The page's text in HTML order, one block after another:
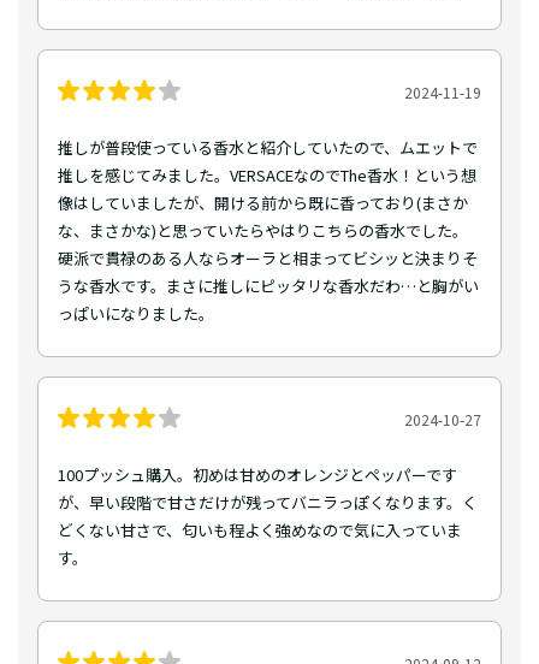
2024-11-19
推しが普段使っている香水と紹介していたので、ムエットで
推しを感じてみました。VERSACEなのでThe香水！という想
像はしていましたが、開ける前から既に香っており(まさか
な、まさかな)と思っていたらやはりこちらの香水でした。
硬派で貫禄のある人ならオーラと相まってビシッと決まりそ
うな香水です。まさに推しにピッタリな香水だわ…と胸がい
っぱいになりました。
2024-10-27
100プッシュ購入。初めは甘めのオレンジとペッパーです
が、早い段階で甘さだけが残ってバニラっぽくなります。く
どくない甘さで、匂いも程よく強めなので気に入っていま
す。